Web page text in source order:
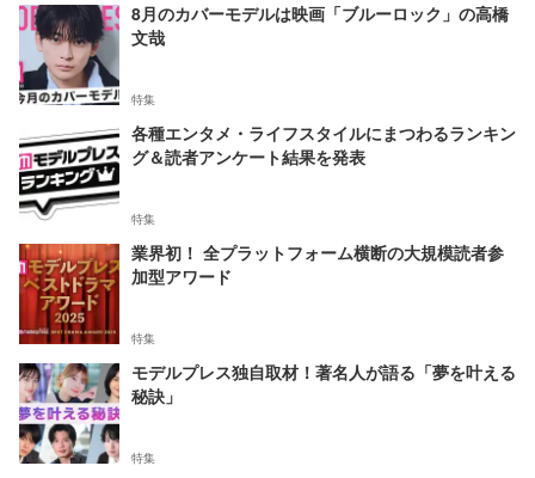
8月のカバーモデルは映画「ブルーロック」の高橋
文哉
特集
各種エンタメ・ライフスタイルにまつわるランキン
グ＆読者アンケート結果を発表
特集
業界初！ 全プラットフォーム横断の大規模読者参
加型アワード
特集
モデルプレス独自取材！著名人が語る「夢を叶える
秘訣」
特集